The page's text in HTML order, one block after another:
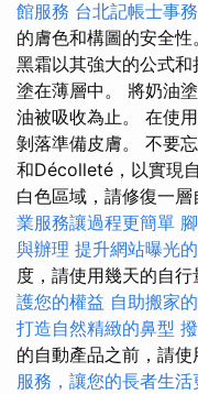
館服務 台北記帳士事
的膚色和構圖的安全性
黑霜以其強大的公式
塗在薄層中。 將奶油
油被吸收為止。 在使
剝落準備皮膚。 不要
和Décolleté，以實現
白色區域，請修復一層
業服務讓過程更簡單
與辦理 提升網站曝光
度，請使用幾天的自行
護您的權益 自助搬家
打造自然精緻的鼻型
的自動產品之前，請
服務，讓您的長者生活